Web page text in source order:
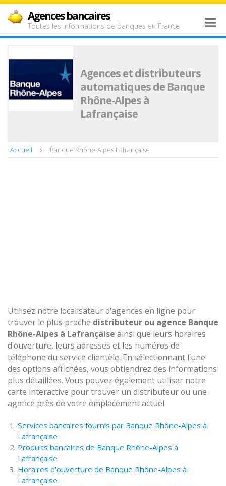
Agences bancaires
Toutes les informations de banques en France
Agences et distributeurs
automatiques de Banque
Rhône-Alpes à
Lafrançaise
Accueil Banque Rhône-Alpes Lafrançaise
Utilisez notre localisateur d'agences en ligne pour
trouver le plus proche distributeur ou agence Banque
Rhône-Alpes à Lafrançaise ainsi que leurs horaires
d'ouverture, leurs adresses et les numéros de
téléphone du service clientèle. En sélectionnant l'une
des options affichées, vous obtiendrez des informations
plus détaillées. Vous pouvez également utiliser notre
carte interactive pour trouver un distributeur ou une
agence près de votre emplacement actuel.
Services bancaires fournis par Banque Rhône-Alpes à
Lafrançaise
Produits bancaires de Banque Rhône-Alpes à
Lafrançaise
Horaires d'ouverture de Banque Rhône-Alpes à
Lafrançaise